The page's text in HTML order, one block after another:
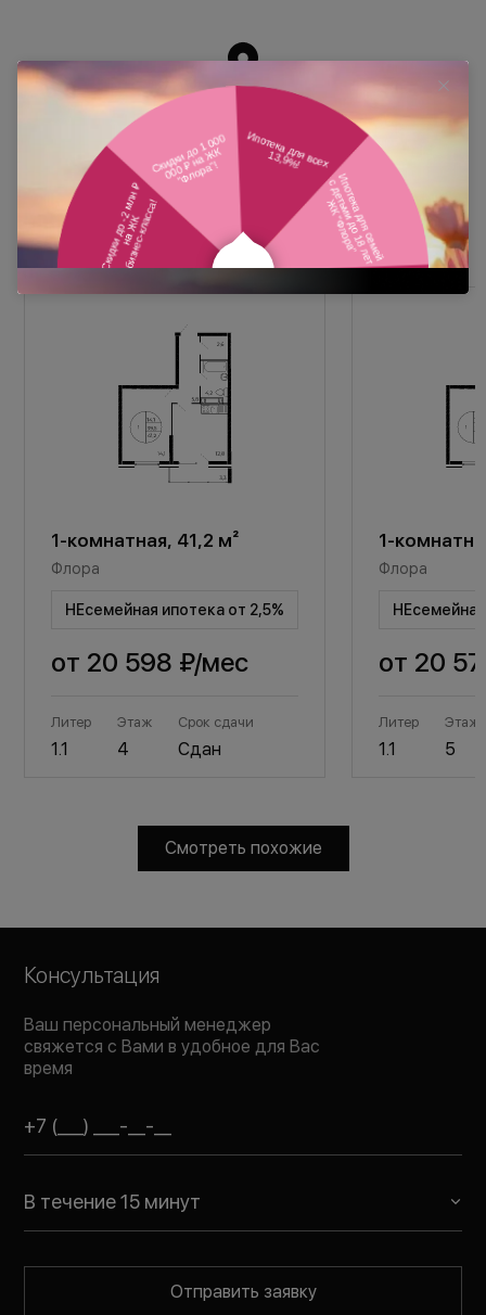
Похожие планировки
1-комнатная, 41,2 м²
Флора
НЕсемейная ипотека от 2,5%
от 20 598 ₽/мес
Литер
1.1
Этаж
4
Срок сдачи
Сдан
1-
Флора
от 20
Литер
1.1
Этаж
5
Смотреть похожие
Консультация
Ваш персональный менеджер
свяжется с Вами в удобное для Вас
время
В течение 15 минут
Отправить заявку